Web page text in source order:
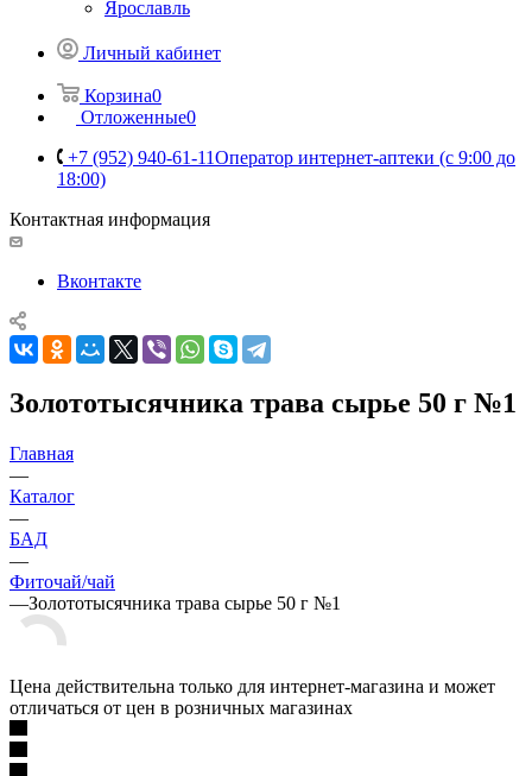
Ярославль
Личный кабинет
Корзина0
Отложенные0
+7 (952) 940-61-11Оператор интернет-аптеки (с 9:00 до
18:00)
Контактная информация
Вконтакте
Золототысячника трава сырье 50 г №1
Главная
—
Каталог
—
БАД
—
Фиточай/чай
—Золототысячника трава сырье 50 г №1
Цена действительна только для интернет-магазина и может
отличаться от цен в розничных магазинах